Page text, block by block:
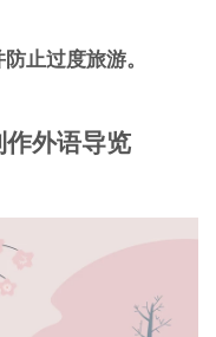
止过度旅游。
外语导览